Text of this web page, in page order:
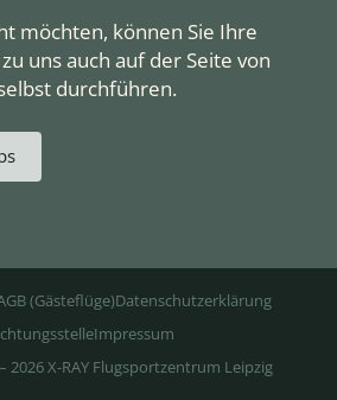
möchten, können Sie Ihre
uns auch auf der Seite von
durchführen.
(Gästeflüge)Datenschutzerklärung
Impressum
2026 X-RAY Flugsportzentrum Leipzig